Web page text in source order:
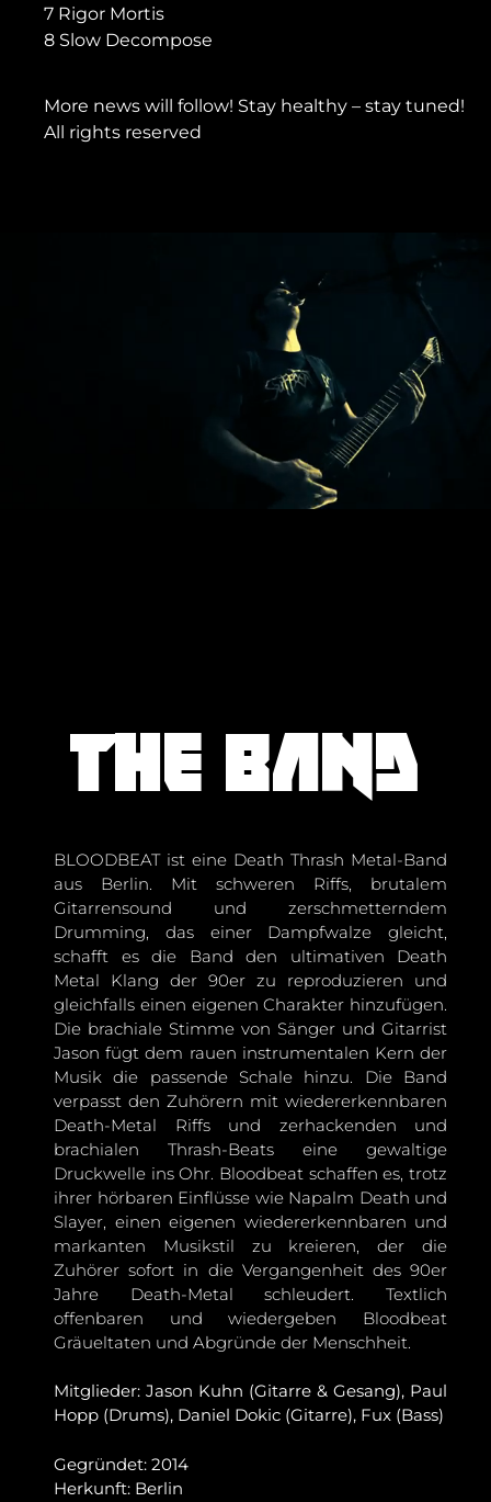
7 Rigor Mortis
8 Slow Decompose
More news will follow! Stay healthy – stay tuned!
All rights reserved
The band
BLOODBEAT ist eine Death Thrash Metal-Band
aus Berlin. Mit schweren Riffs, brutalem
Gitarrensound und zerschmetterndem
Drumming, das einer Dampfwalze gleicht,
schafft es die Band den ultimativen Death
Metal Klang der 90er zu reproduzieren und
gleichfalls einen eigenen Charakter hinzufügen.
Die brachiale Stimme von Sänger und Gitarrist
Jason fügt dem rauen instrumentalen Kern der
Musik die passende Schale hinzu. Die Band
verpasst den Zuhörern mit wiedererkennbaren
Death-Metal Riffs und zerhackenden und
brachialen Thrash-Beats eine gewaltige
Druckwelle ins Ohr. Bloodbeat schaffen es, trotz
ihrer hörbaren Einflüsse wie Napalm Death und
Slayer, einen eigenen wiedererkennbaren und
markanten Musikstil zu kreieren, der die
Zuhörer sofort in die Vergangenheit des 90er
Jahre Death-Metal schleudert. Textlich
offenbaren und wiedergeben Bloodbeat
Gräueltaten und Abgründe der Menschheit.
Mitglieder: Jason Kuhn (Gitarre & Gesang), Paul
Hopp (Drums), Daniel Dokic (Gitarre), Fux (Bass)
Gegründet: 2014
Herkunft: Berlin